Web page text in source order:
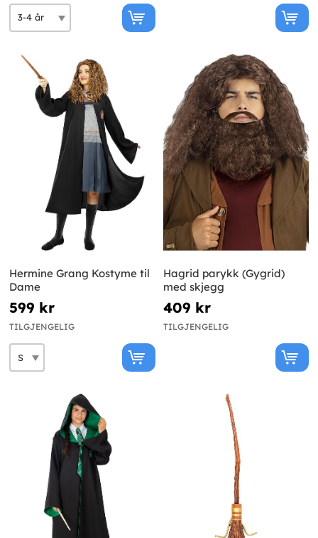
Hermine Grang Kostyme til
Dame
599 kr
TILGJENGELIG
Hagrid parykk (Gygrid)
med skjegg
409 kr
TILGJENGELIG